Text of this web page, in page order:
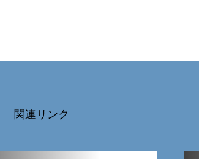
関連リンク